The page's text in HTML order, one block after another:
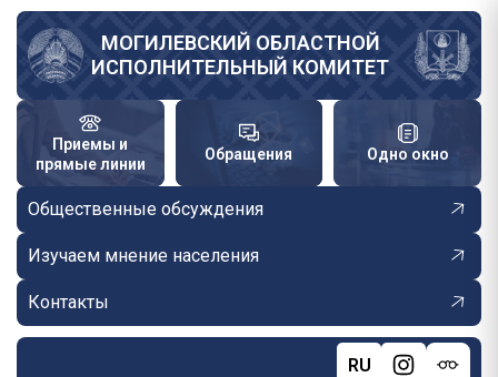
Перейти
основному
содержанию
МОГИЛЕВСКИЙ ОБЛАСТНОЙ
ИСПОЛНИТЕЛЬНЫЙ КОМИТЕТ
Приемы и
прямые линии
Обращения Одно окно
Общественные обсуждения
Изучаем мнение населения
Контакты
RU